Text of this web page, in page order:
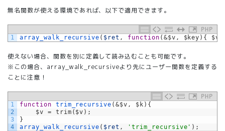
無名関数が使える環境であれば、以下で適用できます。
PHP
1
array_walk_recursive ( $ret , function ( &$v, $key){
使えない場合、関数を別に定義して読み込むことも可能です。
※この場合、array_walk_recursiveより先にユーザー関数を定義する
ことに注意！
PHP
1
2
3
4
function trim_recursive (&$v, $k){
$v = trim($v);
}
array_walk_recursive ( $ret , 'trim_recursive' ) ;